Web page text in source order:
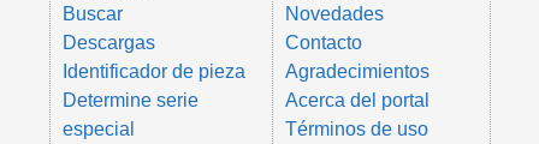
Buscar
Descargas
Identificador de pieza
Determine serie
especial
Novedades
Contacto
Agradecimientos
Acerca del portal
Términos de uso